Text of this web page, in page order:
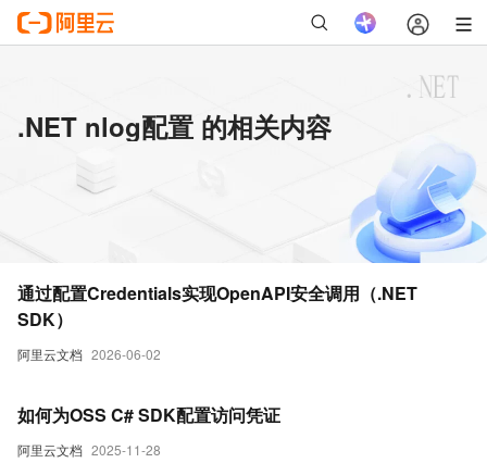
.NET nlog配置 的相关内容
阿里云文档 2026-06-02
通过配置Credentials实现OpenAPI安全调用（.NET
SDK）
阿里云文档 2025-11-28
如何为OSS C# SDK配置访问凭证